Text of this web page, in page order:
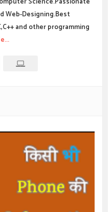
Web-Designing.Best
and other programming